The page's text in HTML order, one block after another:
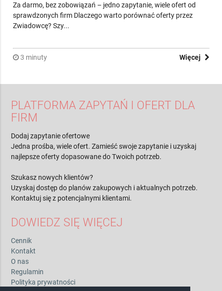
Za darmo, bez zobowiązań – jedno zapytanie, wiele ofert od
sprawdzonych firm Dlaczego warto porównać oferty przez
Zwiadowcę? Szy...
3 minuty Więcej
PLATFORMA ZAPYTAŃ I OFERT DLA
FIRM
Dodaj zapytanie ofertowe
Jedna prośba, wiele ofert. Zamieść swoje zapytanie i uzyskaj
najlepsze oferty dopasowane do Twoich potrzeb.
Szukasz nowych klientów?
Uzyskaj dostęp do planów zakupowych i aktualnych potrzeb.
Kontaktuj się z potencjalnymi klientami.
DOWIEDZ SIĘ WIĘCEJ
Cennik
Kontakt
O nas
Regulamin
Polityka prywatności